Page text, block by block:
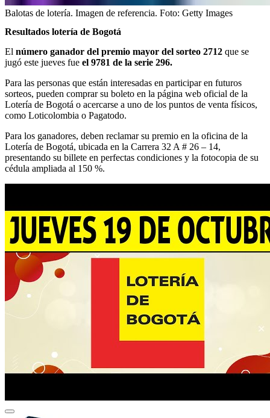
Balotas de lotería. Imagen de referencia. Foto: Getty Images
Resultados lotería de Bogotá
El número ganador del premio mayor del sorteo 2712 que se
jugó este jueves fue el 9781 de la serie 296.
Para las personas que están interesadas en participar en futuros
sorteos, pueden comprar su boleto en la página web oficial de la
Lotería de Bogotá o acercarse a uno de los puntos de venta físicos,
como Loticolombia o Pagatodo.
Para los ganadores, deben reclamar su premio en la oficina de la
Lotería de Bogotá, ubicada en la Carrera 32 A # 26 – 14,
presentando su billete en perfectas condiciones y la fotocopia de su
cédula ampliada al 150 %.